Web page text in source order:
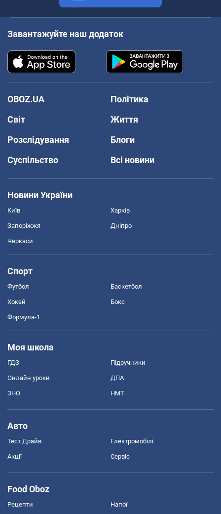
Завантажуйте наш додаток
OBOZ.UA
Політика
Світ
Життя
Розслідування
Блоги
Суспільство
Всі новини
Новини України
Київ Харків
Запоріжжя Дніпро
Черкаси
Спорт
Футбол Баскетбол
Хокей Бокс
Формула-1
Моя школа
ГДЗ Підручники
Онлайн уроки ДПА
ЗНО НМТ
Авто
Тест Драйв Електромобілі
Акції Сервіс
Food Oboz
Рецепти Напої